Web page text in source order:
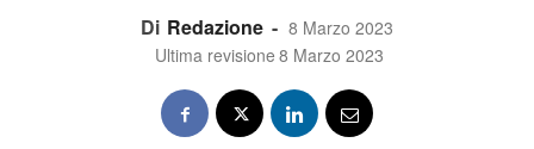
Di Redazione - 8 Marzo 2023
Ultima revisione 8 Marzo 2023